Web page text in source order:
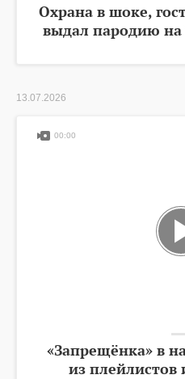
Охрана в шоке,
выдал пародию
13.07.2026
«Запрещёнка» в
из плейлистов
00:00